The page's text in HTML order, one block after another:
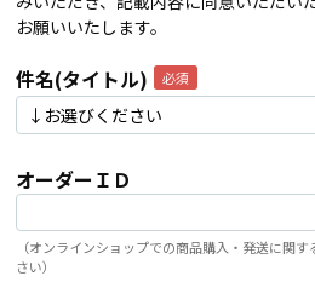
お願いいたします。
件名(タイトル)
オーダーＩＤ
（オンラインショップでの商品購入・発送に関
さい）